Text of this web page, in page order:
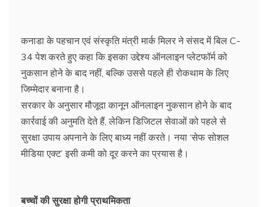
कनाडा के पहचान एवं संस्कृति मंत्री मार्क मिलर ने संसद में बिल C-
34 पेश करते हुए कहा कि इसका उद्देश्य ऑनलाइन प्लेटफॉर्म को
नुकसान होने के बाद नहीं, बल्कि उससे पहले ही रोकथाम के लिए
जिम्मेदार बनाना है।
सरकार के अनुसार मौजूदा कानून ऑनलाइन नुकसान होने के बाद
कार्रवाई की अनुमति देते हैं, लेकिन डिजिटल सेवाओं को पहले से
सुरक्षा उपाय अपनाने के लिए बाध्य नहीं करते। नया ‘सेफ सोशल
मीडिया एक्ट’ इसी कमी को दूर करने का प्रयास है।
बच्चों की सुरक्षा होगी प्राथमिकता